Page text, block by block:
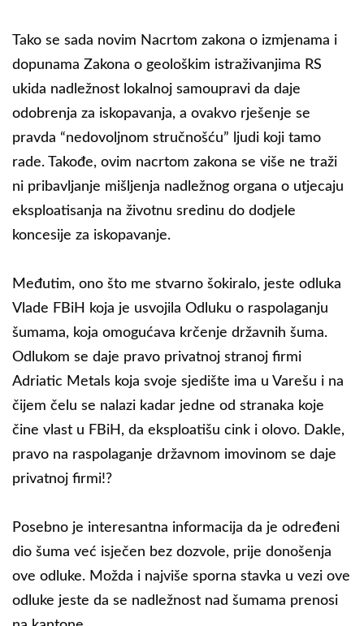
Tako se sada novim Nacrtom zakona o izmjenama i
dopunama Zakona o geološkim istraživanjima RS
ukida nadležnost lokalnoj samoupravi da daje
odobrenja za iskopavanja, a ovakvo rješenje se
pravda “nedovoljnom stručnošću” ljudi koji tamo
rade. Takođe, ovim nacrtom zakona se više ne traži
ni pribavljanje mišljenja nadležnog organa o utjecaju
eksploatisanja na životnu sredinu do dodjele
koncesije za iskopavanje.
Međutim, ono što me stvarno šokiralo, jeste odluka
Vlade FBiH koja je usvojila Odluku o raspolaganju
šumama, koja omogućava krčenje državnih šuma.
Odlukom se daje pravo privatnoj stranoj firmi
Adriatic Metals koja svoje sjedište ima u Varešu i na
čijem čelu se nalazi kadar jedne od stranaka koje
čine vlast u FBiH, da eksploatišu cink i olovo. Dakle,
pravo na raspolaganje državnom imovinom se daje
privatnoj firmi!?
Posebno je interesantna informacija da je određeni
dio šuma već isječen bez dozvole, prije donošenja
ove odluke. Možda i najviše sporna stavka u vezi ove
odluke jeste da se nadležnost nad šumama prenosi